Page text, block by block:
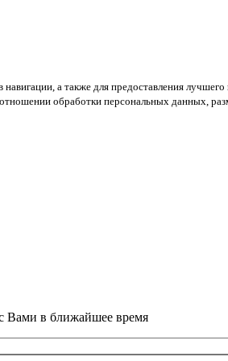
а также для предоставления
обработки персональных данных,
Вами в ближайшее время